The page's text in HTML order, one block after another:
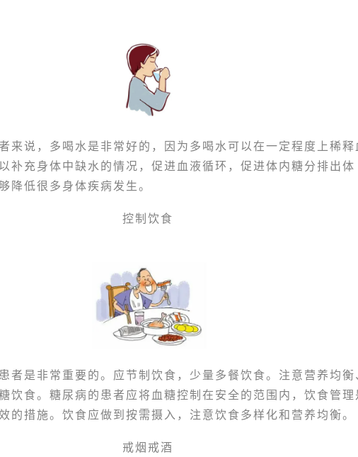
来说，多喝水是非常好的，因为多喝水可以在一定程度上稀释
补充身体中缺水的情况，促进血液循环，促进体内糖分排出体
降低很多身体疾病发生。
控制饮食
者是非常重要的。应节制饮食，少量多餐饮食。注意营养均衡
饮食。糖尿病的患者应将血糖控制在安全的范围内，饮食管理
的措施。饮食应做到按需摄入，注意饮食多样化和营养均衡。
戒烟戒酒